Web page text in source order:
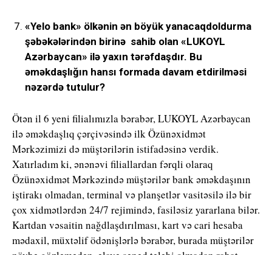
«Yelo bank» ölkənin ən böyük yanacaqdoldurma
şəbəkələrindən birinə sahib olan «LUKOYL
Azərbaycan» ilə yaxın tərəfdaşdır. Bu
əməkdaşlığın hansı formada davam etdirilməsi
nəzərdə tutulur?
Ötən il 6 yeni filialımızla bərabər, LUKOYL Azərbaycan
ilə əməkdaşlıq çərçivəsində ilk Özünəxidmət
Mərkəzimizi də müştərilərin istifadəsinə verdik.
Xatırladım ki, ənənəvi filiallardan fərqli olaraq
Özünəxidmət Mərkəzində müştərilər bank əməkdaşının
iştirakı olmadan, terminal və planşetlər vasitəsilə ilə bir
çox xidmətlərdən 24/7 rejimində, fasiləsiz yararlana bilər.
Kartdan vəsaitin nağdlaşdırılması, kart və cari hesaba
mədaxil, müxtəlif ödənişlərlə bərabər, burada müştərilər